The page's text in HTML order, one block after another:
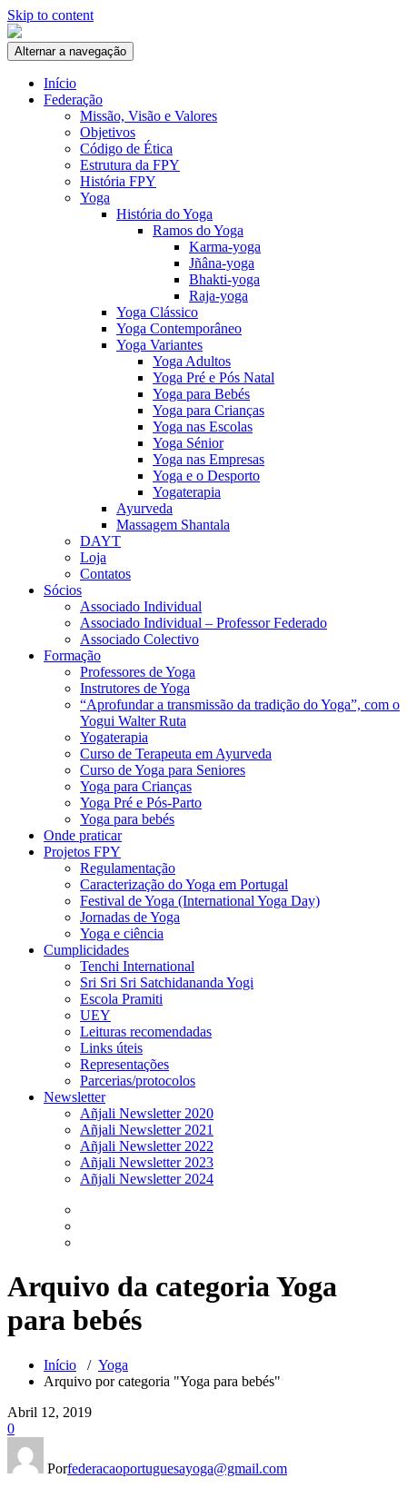
Skip to content
Alternar a navegação
Início
Federação
Missão, Visão e Valores
Objetivos
Código de Ética
Estrutura da FPY
História FPY
Yoga
História do Yoga
Ramos do Yoga
Karma-yoga
Jñâna-yoga
Bhakti-yoga
Raja-yoga
Yoga Clássico
Yoga Contemporâneo
Yoga Variantes
Yoga Adultos
Yoga Pré e Pós Natal
Yoga para Bebés
Yoga para Crianças
Yoga nas Escolas
Yoga Sénior
Yoga nas Empresas
Yoga e o Desporto
Yogaterapia
Ayurveda
Massagem Shantala
DAYT
Loja
Contatos
Sócios
Associado Individual
Associado Individual – Professor Federado
Associado Colectivo
Formação
Professores de Yoga
Instrutores de Yoga
“Aprofundar a transmissão da tradição do Yoga”, com o
Yogui Walter Ruta
Yogaterapia
Curso de Terapeuta em Ayurveda
Curso de Yoga para Seniores
Yoga para Crianças
Yoga Pré e Pós-Parto
Yoga para bebés
Onde praticar
Projetos FPY
Regulamentação
Caracterização do Yoga em Portugal
Festival de Yoga (International Yoga Day)
Jornadas de Yoga
Yoga e ciência
Cumplicidades
Tenchi International
Sri Sri Sri Satchidananda Yogi
Escola Pramiti
UEY
Leituras recomendadas
Links úteis
Representações
Parcerias/protocolos
Newsletter
Añjali Newsletter 2020
Añjali Newsletter 2021
Añjali Newsletter 2022
Añjali Newsletter 2023
Añjali Newsletter 2024
Arquivo da categoria Yoga
para bebés
Início / Yoga
Arquivo por categoria "Yoga para bebés"
Abril 12, 2019
0
Porfederacaoportuguesayoga@gmail.com